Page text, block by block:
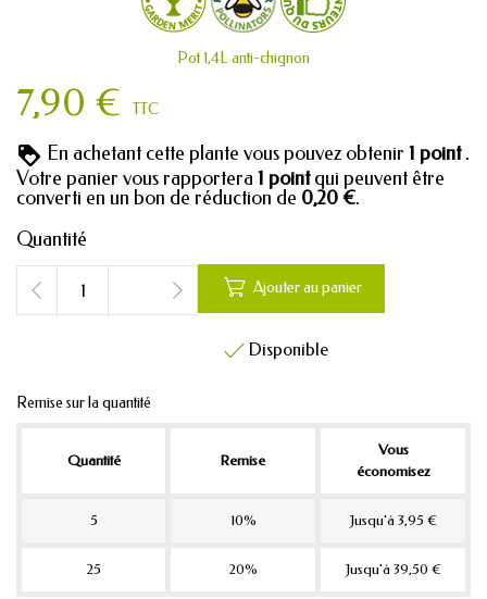
Pot 1,4L anti-chignon
7,90 € TTC
En achetant cette plante vous pouvez obtenir 1 point .
Votre panier vous rapportera 1 pointqui peuvent être
converti en un bon de réduction de 0,20 €.
Quantité
 Ajouter au panier
 Disponible
Remise sur la quantité
Quantité Remise
Vous
économisez
5 10% Jusqu'à 3,95 €
25 20% Jusqu'à 39,50 €